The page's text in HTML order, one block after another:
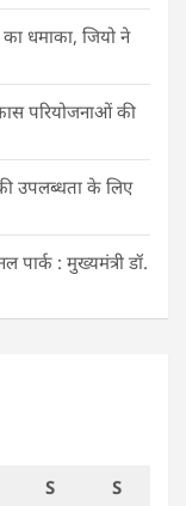
धमाका, जियो ने
परियोजनाओं की
उपलब्धता के लिए
पार्क : मुख्यमंत्री डॉ.
S
S